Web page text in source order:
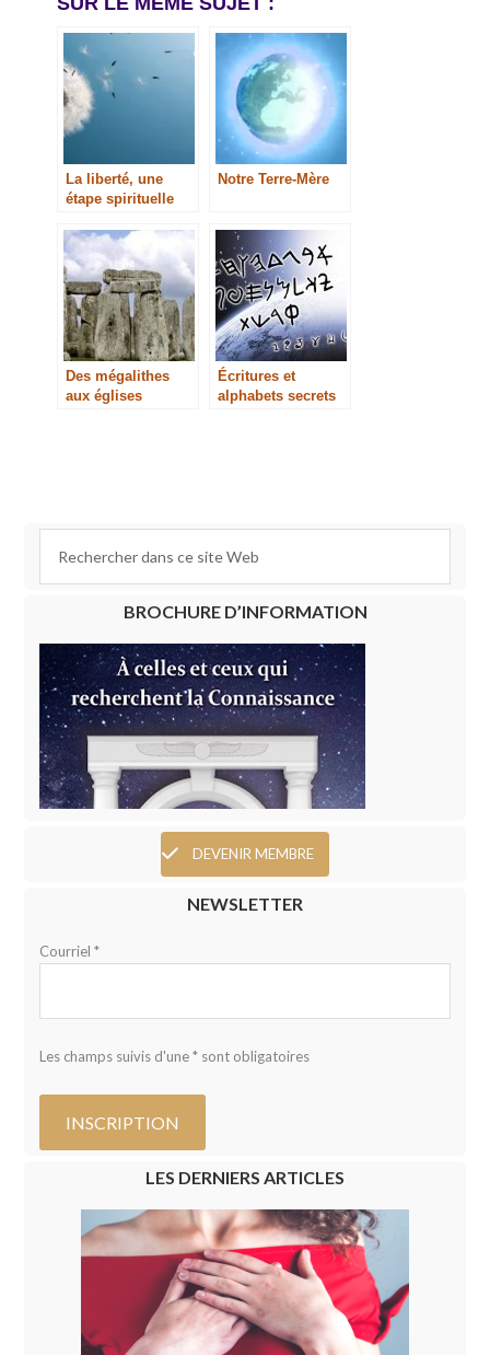
La liberté, une
étape spirituelle
Notre Terre-Mère
Des mégalithes
aux églises
Écritures et
alphabets secrets
BROCHURE D’INFORMATION
DEVENIR MEMBRE
NEWSLETTER
Courriel *
Les champs suivis d'une * sont obligatoires
LES DERNIERS ARTICLES